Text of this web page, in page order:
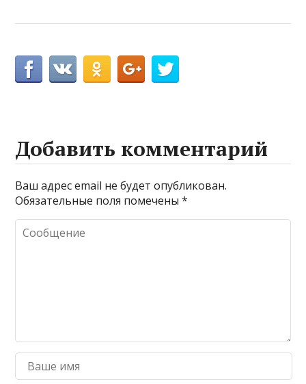
Добавить комментарий
Ваш адрес email не будет опубликован.
Обязательные поля помечены*